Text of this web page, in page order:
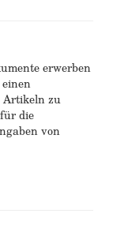
erwerben
Artikeln zu
die
von